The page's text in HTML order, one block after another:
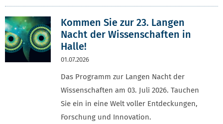
Kommen Sie zur 23. Langen
Nacht der Wissenschaften in
Halle!
01.07.2026
Das Programm zur Langen Nacht der
Wissenschaften am 03. Juli 2026. Tauchen
Sie ein in eine Welt voller Entdeckungen,
Forschung und Innovation.